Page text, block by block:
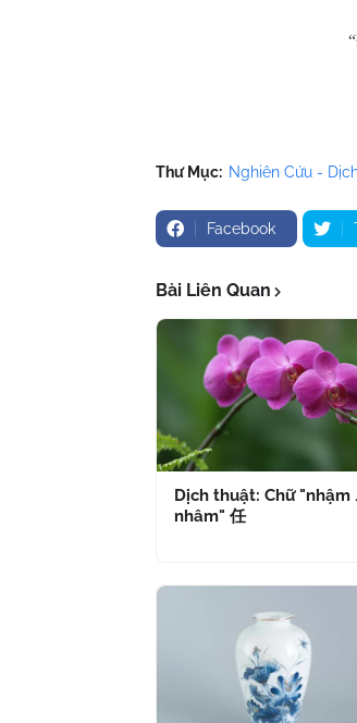
Thư Mục: Nghiên Cứu -
Facebook
Bài Liên Quan
Dịch thuật: Chữ
nhâm" 任